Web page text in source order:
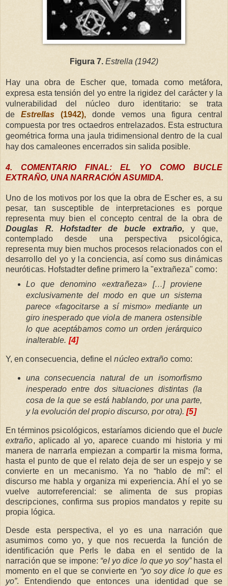
Figura 7. Estrella (1942)
Hay una obra de Escher que, tomada como metáfora,
expresa esta tensión del yo entre la rigidez del carácter y la
vulnerabilidad del núcleo duro identitario: se trata
deEstrellas (1942), donde vemos una figura central
compuesta por tres octaedros entrelazados. Esta estructura
geométrica forma una jaula tridimensional dentro de la cual
hay dos camaleones encerrados sin salida posible.
4. COMENTARIO FINAL: EL YO COMO BUCLE
EXTRAÑO, UNA NARRACIÓN ASUMIDA.
Uno de los motivos por los que la obra de Escher es, a su
pesar, tan susceptible de interpretaciones es porque
representa muy bien el concepto central de la obra de
Douglas R. Hofstadter debucle extraño, y que,
contemplado desde una perspectiva psicológica,
representa muy bien muchos procesos relacionados con el
desarrollo del yo y la conciencia, así como sus dinámicas
neuróticas. Hofstadter define primero la "extrañeza" como:
Lo que denomino «extrañeza» […] proviene
exclusivamente del modo en que un sistema
parece «fagocitarse a sí mismo» mediante un
giro inesperado que viola de manera ostensible
lo que aceptábamos como un orden jerárquico
inalterable. [4]
Y, en consecuencia, define el núcleo extraño como:
una consecuencia natural de un isomorfismo
inesperado entre dos situaciones distintas (la
cosa de la que se está hablando, por una parte,
y la evolución del propio discurso, por otra).[5]
En términos psicológicos, estaríamos diciendo que el bucle
extraño, aplicado al yo, aparece cuando mi historia y mi
manera de narrarla empiezan a compartir la misma forma,
hasta el punto de que el relato deja de ser un espejo y se
convierte en un mecanismo. Ya no “hablo de mí”: el
discurso me habla y organiza mi experiencia. Ahí el yo se
vuelve autorreferencial: se alimenta de sus propias
descripciones, confirma sus propios mandatos y repite su
propia lógica.
Desde esta perspectiva, el yo es una narración que
asumimos como yo, y que nos recuerda la función de
identificación que Perls le daba en el sentido de la
narración que se impone: “el yo dice lo que yo soy”hasta el
momento en el que se convierte en “yo soy dice lo que es
yo”. Entendiendo que entonces una identidad que se